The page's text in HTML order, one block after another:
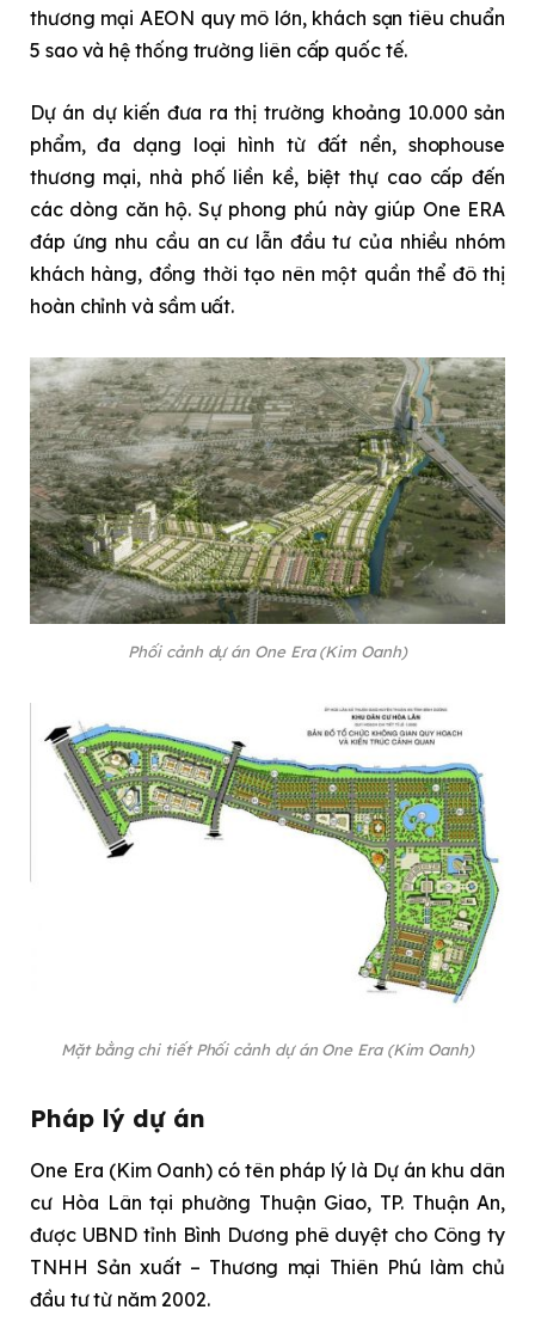
thương mại AEON quy mô lớn, khách sạn tiêu chuẩn
5 sao và hệ thống trường liên cấp quốc tế.
Dự án dự kiến đưa ra thị trường khoảng 10.000 sản
phẩm, đa dạng loại hình từ đất nền, shophouse
thương mại, nhà phố liền kề, biệt thự cao cấp đến
các dòng căn hộ. Sự phong phú này giúp One ERA
đáp ứng nhu cầu an cư lẫn đầu tư của nhiều nhóm
khách hàng, đồng thời tạo nên một quần thể đô thị
hoàn chỉnh và sầm uất.
Phối cảnh dự án One Era (Kim Oanh)
Mặt bằng chi tiết Phối cảnh dự án One Era (Kim Oanh)
Pháp lý dự án
One Era (Kim Oanh) có tên pháp lý là Dự án khu dân
cư Hòa Lân tại phường Thuận Giao, TP. Thuận An,
được UBND tỉnh Bình Dương phê duyệt cho Công ty
TNHH Sản xuất – Thương mại Thiên Phú làm chủ
đầu tư từ năm 2002.